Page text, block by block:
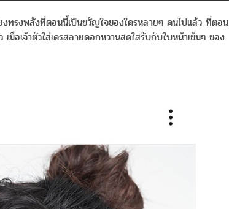
งทรงพลังที่ตอนนี้เป็นขวัญใจของใครหลายๆ คนไปแล้ว ที่ตอน
มื่อเจ้าตัวใส่เดรสลายดอกหวานสดใสรับกับใบหน้าเข้มๆ ของ